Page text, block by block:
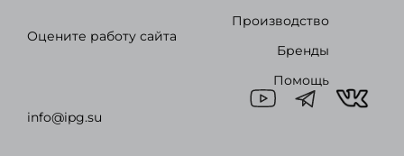
info@ipg.su
Оцените работу сайта
Производство
Бренды
Помощь